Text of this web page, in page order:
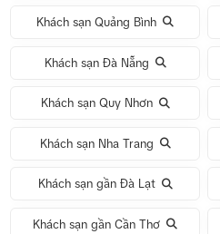
Khách sạn Quảng Bình
Khách sạn Đà Nẵng
Khách sạn Quy Nhơn
Khách sạn Nha Trang
Khách sạn gần Đà Lạt
Khách sạn gần Cần Thơ